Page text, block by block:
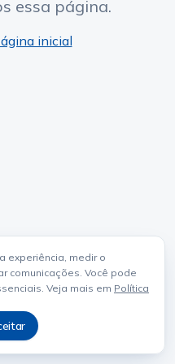
experiência, medir o
comunicações. Você pode
Veja mais em Política
essa página.
inicial